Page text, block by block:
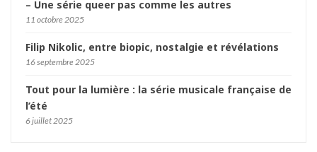
– Une série queer pas comme les autres
11 octobre 2025
Filip Nikolic, entre biopic, nostalgie et révélations
16 septembre 2025
Tout pour la lumière : la série musicale française de
l’été
6 juillet 2025